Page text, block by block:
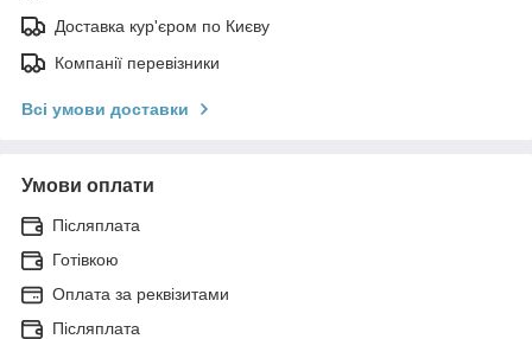
Доставка кур'єром по Києву
Компанії перевізники
Всі умови доставки
Умови оплати
Післяплата
Готівкою
Оплата за реквізитами
Післяплата